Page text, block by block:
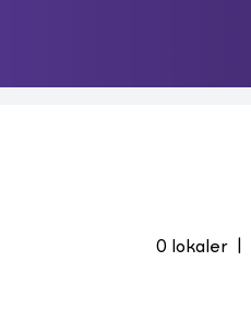
0 lokaler